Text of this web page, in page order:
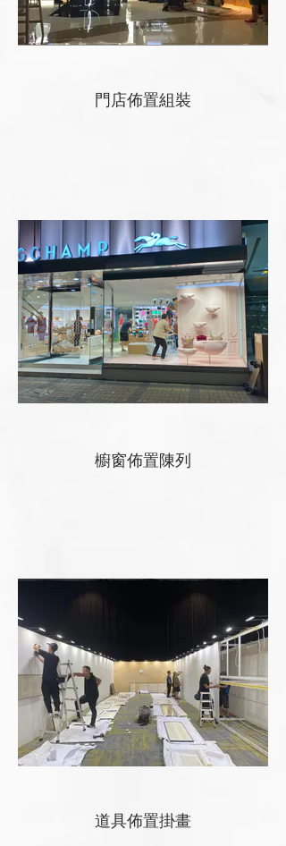
門店佈置組裝
櫥窗佈置陳列
道具佈置掛畫